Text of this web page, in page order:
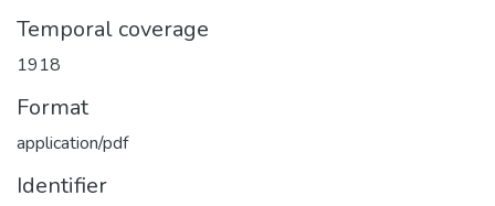
Temporal coverage
1918
Format
application/pdf
Identifier